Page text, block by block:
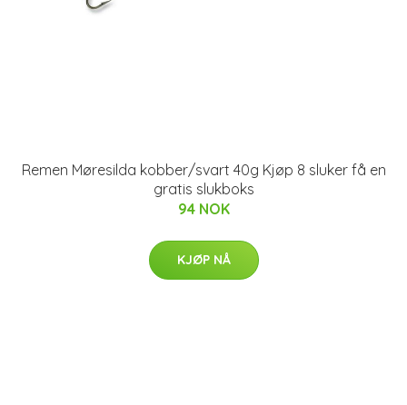
Remen Møresilda kobber/svart 40g Kjøp 8 sluker få en
gratis slukboks
94 NOK
KJØP NÅ